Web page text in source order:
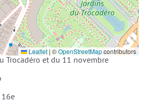
Leaflet | ©OpenStreetMapcontributors
Trocadéro et du 11 novembre